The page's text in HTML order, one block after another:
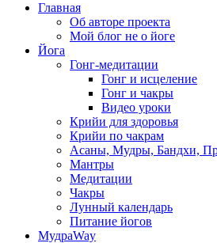
Главная
Об авторе проекта
Мой блог не о йоге
Йога
Гонг-медитации
Гонг и исцеление
Гонг и чакры
Видео уроки
Крийи для здоровья
Крийи по чакрам
Асаны, Мудры, Бандхи,
Мантры
Медитации
Чакры
Лунный календарь
Питание йогов
МудраWay